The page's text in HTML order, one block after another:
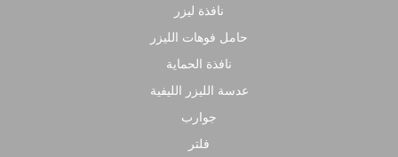
نافذة ليزر
حامل فوهات الليزر
نافذة الحماية
عدسة الليزر الليفية
جوارب
فلتر